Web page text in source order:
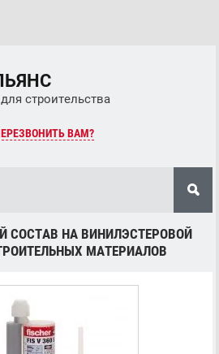
строительства
ВАМ?
СОСТАВ НА ВИНИЛЭСТЕРОВОЙ
МАТЕРИАЛОВ